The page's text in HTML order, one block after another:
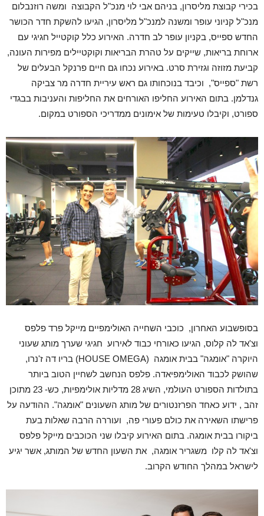
בכירי קבוצת מליסרון, בניהם אבי לוי מנכ"ל הקבוצה ומשה רוזנבלום
מנכ"ל קניוני עופר ומשנה למנכ"ל מליסרון, הגיעו להשקת חדר הכושר
החדש ספייס, בקניון עופר לב חדרה. האירוע כלל קוקטייל חגיגי עם
ארוחת בריאות, שייקים על טהרת הבריאות וקוקטיילים מפירות העונה,
קביעת מזוזה וגזירת סרט. באירוע נכחו גם חיים פרנקל הבעלים של
רשת "ספייס", וכיבד בנוכחותו גם ראש עיריית חדרה מר צביקה
גנדלמן. בתום האירוע החליפו האורחים את החליפות והעניבות בבגדי
ספורט, וקיבלו טעימות של אימונים ממדריכי הספורט במקום.
בסופשבוע האחרון, כוכבי השחייה האולימפיים מייקל פרד פלפס
וצ'אד לה קלוס, הגיעו כאורחי כבוד לאירוע חגיגי שערך מותג שעוני
היוקרה "אומגה" בבית אומגה (HOUSE OMEGA) בריו דה ז'נרו,
שהושק לכבוד האולימפיאדה. פלפס הנחשב לשחיין הטוב ביותר
בתולדות הספורט העולמי, השיג 28 מדליות אולימפיות, כש- 23 מתוכן
זהב , ידוע כאחד הפרזנטורים של מותג השעונים "אומגה". ההודעה על
פרישתו השאירה את כולם פעורי פה, ועוררה הרבה שאלות בעת
ביקורו בבית אומגה. בתום האירוע קיבלו שני הכוכבים מייקל פלפס
וצ'אד לה קלו משגריר אומגה, את השעון החדש של המותג, אשר יגיע
לישראל במהלך החודש הקרוב.